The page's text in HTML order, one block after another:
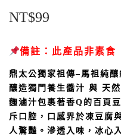
NT$99
備註：此產品非素食
鼎太公獨家祖傳– 馬祖純
釀造獨門養生醬汁 與 天
麴滷汁包裹著香Q的百頁
斥口腔，口感界於凍豆腐
人驚豔。滲透入味，冰心